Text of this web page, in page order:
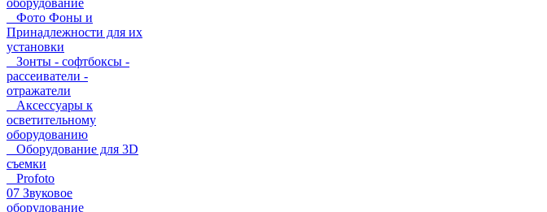
оборудование
Фото Фоны и
Принадлежности для их
установки
Зонты - софтбоксы -
рассеиватели -
отражатели
Аксессуары к
осветительному
оборудованию
Оборудование для 3D
съемки
Profoto
07 Звуковое
оборудование